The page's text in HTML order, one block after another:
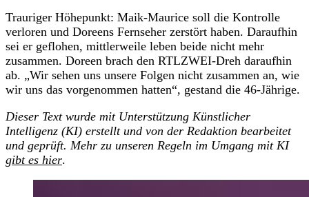
Trauriger Höhepunkt: Maik-Maurice soll die Kontrolle
verloren und Doreens Fernseher zerstört haben. Daraufhin
sei er geflohen, mittlerweile leben beide nicht mehr
zusammen. Doreen brach den RTLZWEI-Dreh daraufhin
ab. „Wir sehen uns unsere Folgen nicht zusammen an, wie
wir uns das vorgenommen hatten“, gestand die 46-Jährige.
Dieser Text wurde mit Unterstützung Künstlicher
Intelligenz (KI) erstellt und von der Redaktion bearbeitet
und geprüft. Mehr zu unseren Regeln im Umgang mit KI
gibt es hier.